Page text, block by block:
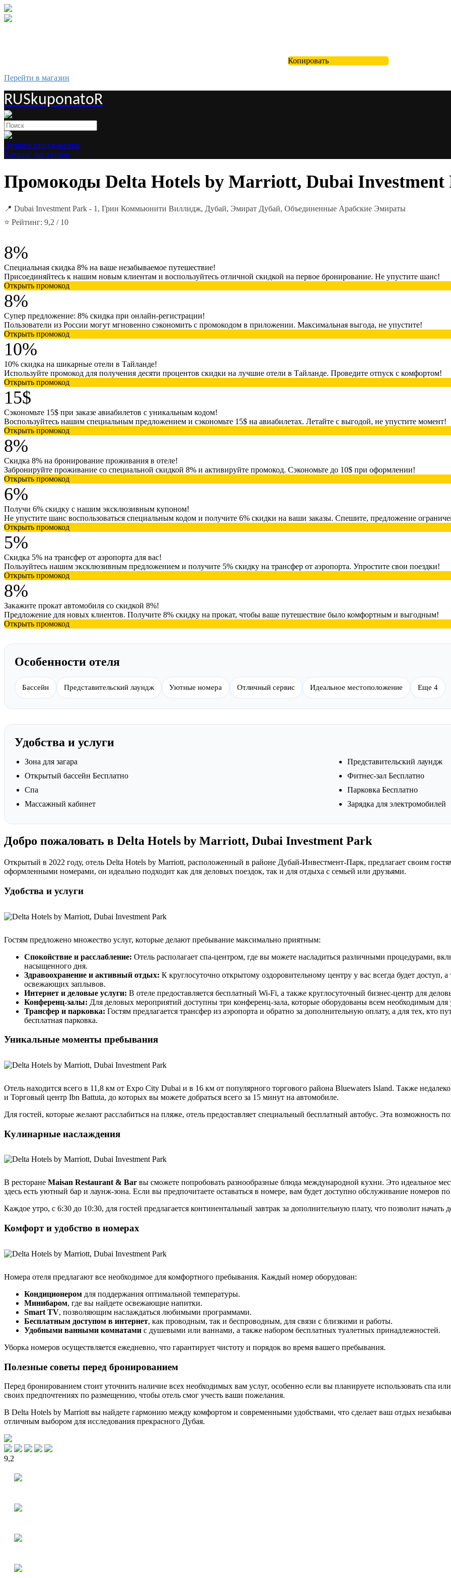
Копировать
Перейти в магазин
RUSkuponatoR
Лучшие предложения
Каталог магазинов
Промокоды Delta Hotels by Marriott, Dubai Investment
📍 Dubai Investment Park - 1, Грин Коммьюнити Виллидж, Дубай, Эмират Дубай, Объединенные Арабские Эмираты
⭐ Рейтинг: 9,2 / 10
8%
Специальная скидка 8% на ваше незабываемое путешествие!
Присоединяйтесь к нашим новым клиентам и воспользуйтесь отличной скидкой на первое бронирование. Не упустите шанс!
Открыть промокод
8%
Супер предложение: 8% скидка при онлайн-регистрации!
Пользователи из России могут мгновенно сэкономить с промокодом в приложении. Максимальная выгода, не упустите!
Открыть промокод
10%
10% скидка на шикарные отели в Тайланде!
Используйте промокод для получения десяти процентов скидки на лучшие отели в Тайланде. Проведите отпуск с комфортом!
Открыть промокод
15$
Сэкономьте 15$ при заказе авиабилетов с уникальным кодом!
Воспользуйтесь нашим специальным предложением и сэкономьте 15$ на авиабилетах. Летайте с выгодой, не упустите момент!
Открыть промокод
8%
Скидка 8% на бронирование проживания в отеле!
Забронируйте проживание со специальной скидкой 8% и активируйте промокод. Сэкономьте до 10$ при оформлении!
Открыть промокод
6%
Получи 6% скидку с нашим эксклюзивным купоном!
Не упустите шанс воспользоваться специальным кодом и получите 6% скидки на ваши заказы. Спешите, предложение
Открыть промокод
5%
Скидка 5% на трансфер от аэропорта для вас!
Пользуйтесь нашим эксклюзивным предложением и получите 5% скидку на трансфер от аэропорта. Упростите свои поездки!
Открыть промокод
8%
Закажите прокат автомобиля со скидкой 8%!
Предложение для новых клиентов. Получите 8% скидку на прокат, чтобы ваше путешествие было комфортным и выгодным!
Открыть промокод
Особенности отеля
Бассейн Представительский лаундж Уютные номера Отличный сервис Идеальное местоположение Еще 4
Удобства и услуги
Зона для загара
Открытый бассейн Бесплатно
Спа
Массажный кабинет
Представительский лаундж
Фитнес-зал Бесплатно
Парковка Бесплатно
Зарядка для электромобилей
Добро пожаловать в Delta Hotels by Marriott, Dubai Investment Park
Открытый в 2022 году, отель Delta Hotels by Marriott, расположенный в районе Дубай-Инвестмент-Парк, предлагает своим
оформленными номерами, он идеально подходит как для деловых поездок, так и для отдыха с семьей или друзьями.
Удобства и услуги
Гостям предложено множество услуг, которые делают пребывание максимально приятным:
Спокойствие и расслабление: Отель располагает спа-центром, где вы можете насладиться различными процедурами,
насыщенного дня.
Здравоохранение и активный отдых: К круглосуточно открытому оздоровительному центру у вас всегда будет
освежающих заплывов.
Интернет и деловые услуги: В отеле предоставляется бесплатный Wi-Fi, а также круглосуточный бизнес-центр для
Конференц-залы: Для деловых мероприятий доступны три конференц-зала, которые оборудованы всем необходимым
Трансфер и парковка: Гостям предлагается трансфер из аэропорта и обратно за дополнительную оплату, а для тех, кто
бесплатная парковка.
Уникальные моменты пребывания
Отель находится всего в 11,8 км от Expo City Dubai и в 16 км от популярного торгового района Bluewaters Island. Также
и Торговый центр Ibn Battuta, до которых вы можете добраться всего за 15 минут на автомобиле.
Для гостей, которые желают расслабиться на пляже, отель предоставляет специальный бесплатный автобус. Эта возможность
Кулинарные наслаждения
В ресторане Maisan Restaurant & Bar вы сможете попробовать разнообразные блюда международной кухни. Это идеальное
здесь есть уютный бар и лаунж-зона. Если вы предпочитаете оставаться в номере, вам будет доступно обслуживание номеров
Каждое утро, с 6:30 до 10:30, для гостей предлагается континентальный завтрак за дополнительную плату, что позволит начать
Комфорт и удобство в номерах
Номера отеля предлагают все необходимое для комфортного пребывания. Каждый номер оборудован:
Кондиционером для поддержания оптимальной температуры.
Минибаром, где вы найдете освежающие напитки.
Smart TV, позволяющим наслаждаться любимыми программами.
Бесплатным доступом в интернет, как проводным, так и беспроводным, для связи с близкими и работы.
Удобными ванными комнатами с душевыми или ваннами, а также набором бесплатных туалетных принадлежностей.
Уборка номеров осуществляется ежедневно, что гарантирует чистоту и порядок во время вашего пребывания.
Полезные советы перед бронированием
Перед бронированием стоит уточнить наличие всех необходимых вам услуг, особенно если вы планируете использовать спа
своих предпочтениях по размещению, чтобы отель смог учесть ваши пожелания.
В Delta Hotels by Marriott вы найдете гармонию между комфортом и современными удобствами, что сделает ваш отдых
отличным выбором для исследования прекрасного Дубая.
9,2